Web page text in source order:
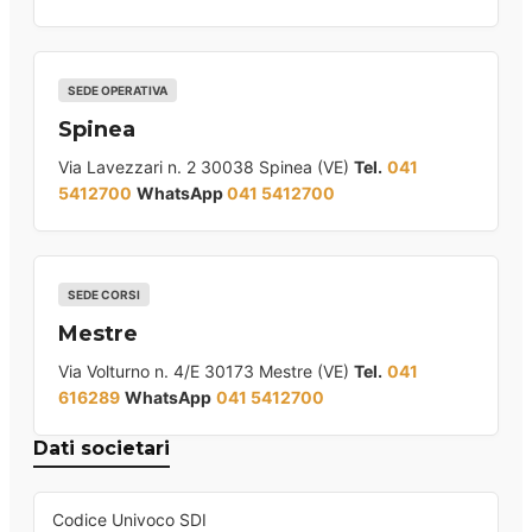
SEDE OPERATIVA
Spinea
Via Lavezzari n. 2 30038 Spinea (VE) Tel. 041
5412700 WhatsApp041 5412700
SEDE CORSI
Mestre
Via Volturno n. 4/E 30173 Mestre (VE) Tel. 041
616289 WhatsApp 041 5412700
Dati societari
Codice Univoco SDI